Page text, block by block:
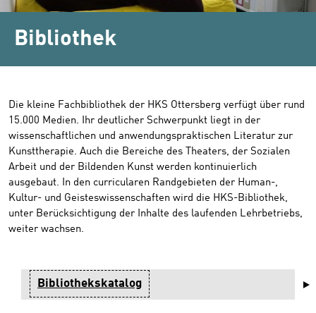
Bibliothek
Die kleine Fachbibliothek der HKS Ottersberg verfügt über rund
15.000 Medien. Ihr deutlicher Schwerpunkt liegt in der
wissenschaftlichen und anwendungspraktischen Literatur zur
Kunsttherapie. Auch die Bereiche des Theaters, der Sozialen
Arbeit und der Bildenden Kunst werden kontinuierlich
ausgebaut. In den curricularen Randgebieten der Human-,
Kultur- und Geisteswissenschaften wird die HKS-Bibliothek,
unter Berücksichtigung der Inhalte des laufenden Lehrbetriebs,
weiter wachsen.
Bibliothekskatalog